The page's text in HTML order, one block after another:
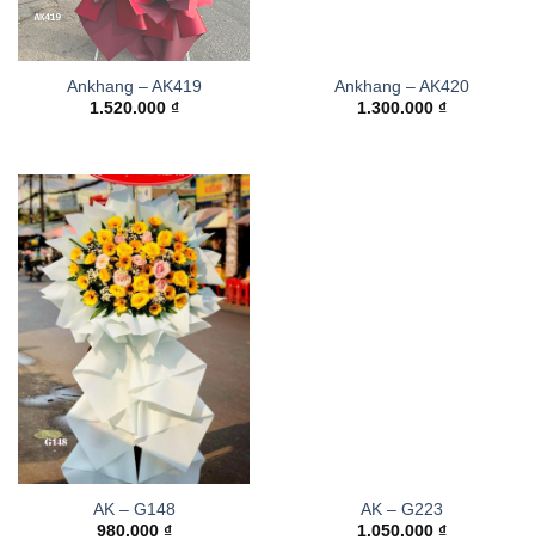
Ankhang – AK419
1.520.000 ₫
Ankhang – AK420
1.300.000 ₫
AK – G148
980.000 ₫
AK – G223
1.050.000 ₫